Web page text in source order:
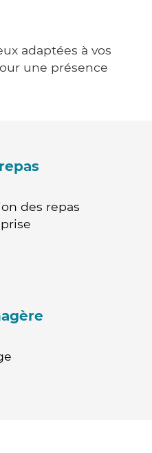
adaptées à vos
une présence
des repas